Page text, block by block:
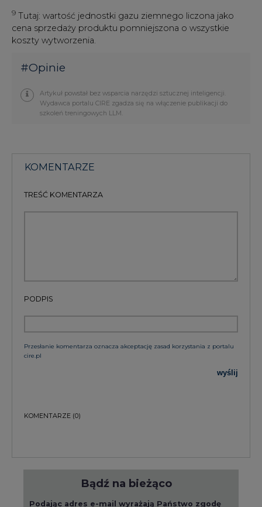
PODPIS
KOMENTARZE(0)
Podając adres e-mail wyrażają Państwo zgodę
postaci newslettera pocztą elektroniczną od
Agencji Rynku Energii S.A z siedzibą w
ZAPISZ SIĘ DO NEWSLETTERA
Więcej informacji dotyczących przetwarzania
Raporty branżowe